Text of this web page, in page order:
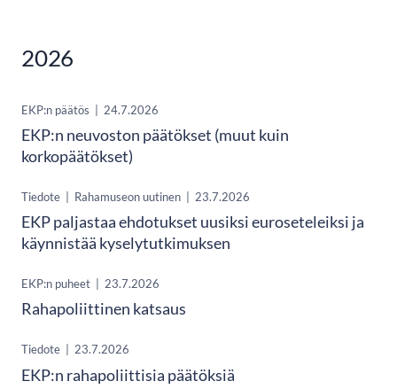
2026
EKP:n päätös 24.7.2026
EKP:n neuvoston päätökset (muut kuin
korkopäätökset)
Tiedote Rahamuseon uutinen 23.7.2026
EKP paljastaa ehdotukset uusiksi euroseteleiksi ja
käynnistää kyselytutkimuksen
EKP:n puheet 23.7.2026
Rahapoliittinen katsaus
Tiedote 23.7.2026
EKP:n rahapoliittisia päätöksiä